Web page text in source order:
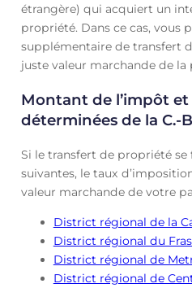
étrangère) qui acquiert un
propriété. Dans ce cas, vous
supplémentaire de transfert
juste valeur marchande de
Montant de l’impôt
déterminées de la C.-
Si le transfert de propriété se
suivantes, le taux
valeur marchande de votre
District régional de la
District régional du
District régional de
District régional de